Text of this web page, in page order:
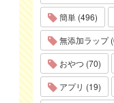
簡単 (496)
無添加ラップ
おやつ (70)
アプリ (19)